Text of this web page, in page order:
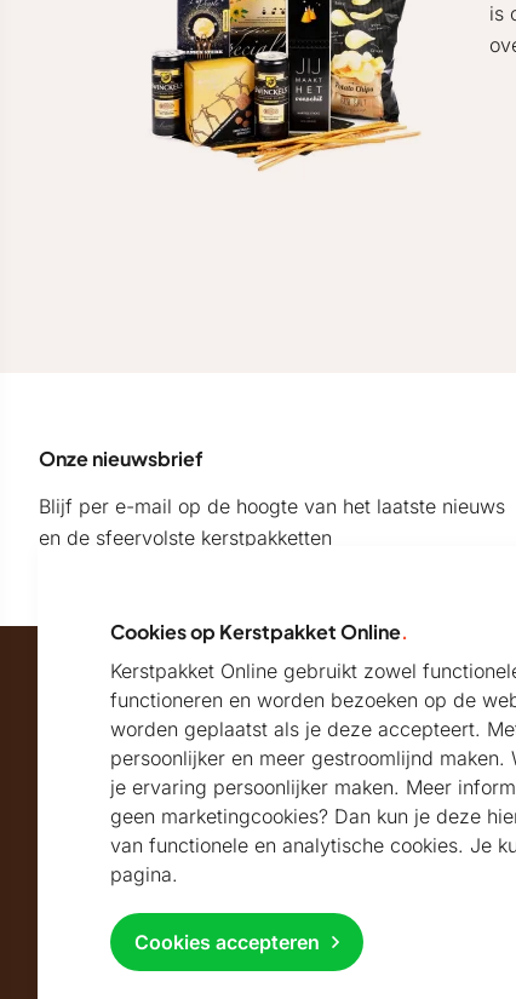
is
Onze nieuwsbrief
Blijf per e-mail op de hoogte van het laatste nieuws
en de sfeervolste kerstpakketten
Maatschappelijk partner van
Beoordeeld met
Uitstekend
beoordeeld
Volg ons
Cookies op Kerstpakket Online.
Kerstpakket Online gebruikt zowel
functioneren en worden bezoeken op de
worden geplaatst als je deze accepteert.
persoonlijker en meer gestroomlijnd
je ervaring persoonlijker maken. Meer
geen marketingcookies? Dan kun je deze
van functionele en analytische cookies. Je
pagina.
Cookies accepteren